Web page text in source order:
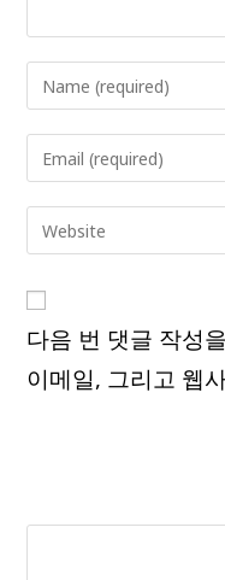
Enter
your
name
to
comment
Enter
your
email
address
comment
Enter
your
URL
(optional)
다음 번 댓글 작성
이메일, 그리고 웹